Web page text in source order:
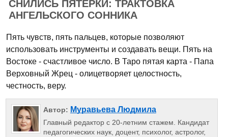
СНИЛИСЬ ПЯТЕРКИ: ТРАКТОВКА
АНГЕЛЬСКОГО СОННИКА
Пять чувств, пять пальцев, которые позволяют
использовать инструменты и создавать вещи. Пять на
Востоке - счастливое число. В Таро пятая карта - Папа
Верховный Жрец - олицетворяет целостность,
честность, веру.
Автор: Муравьева Людмила
Главный редактор с 20-летним стажем. Кандидат
педагогических наук, доцент, психолог, астролог,